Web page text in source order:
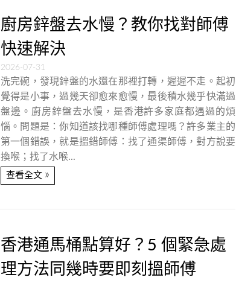
廚房鋅盤去水慢？教你找對師傅
快速解決
2026-07-31
洗完碗，發現鋅盤的水還在那裡打轉，遲遲不走。起初
覺得是小事，過幾天卻愈來愈慢，最後積水幾乎快滿過
盤邊。廚房鋅盤去水慢，是香港許多家庭都遇過的煩
惱。問題是：你知道該找哪種師傅處理嗎？許多業主的
第一個錯誤，就是搵錯師傅：找了通渠師傅，對方說要
換喉；找了水喉...
查看全文 »
香港通馬桶點算好？5 個緊急處
理方法同幾時要即刻搵師傅